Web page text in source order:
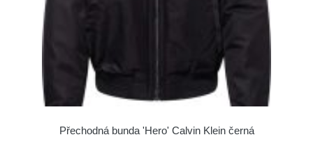
Přechodná bunda 'Hero' Calvin Klein černá